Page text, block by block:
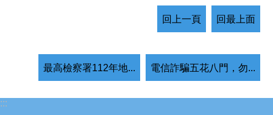
回上一頁 回最上面
最高檢察署112年地... 電信詐騙五花八門，勿...
:::